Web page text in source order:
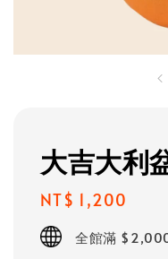
大吉大利
Regular
price
NT$ 1,200
全館滿